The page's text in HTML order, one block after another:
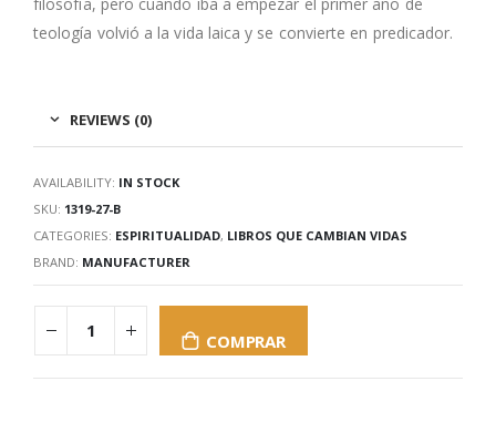
teología volvió a la vida laica y se convierte en predicador.
REVIEWS (0)
AVAILABILITY: IN STOCK
SKU: 1319-27-B
CATEGORIES: ESPIRITUALIDAD, LIBROS QUE CAMBIAN VIDAS
BRAND: MANUFACTURER
COMPRAR